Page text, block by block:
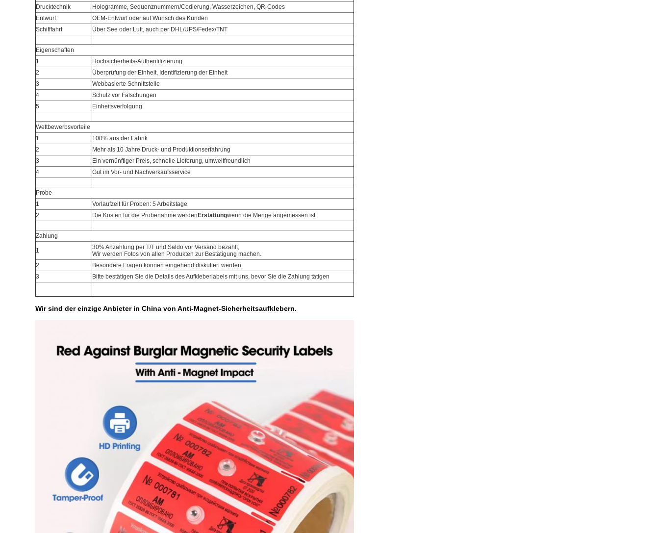
Drucktechnik
Hologramme, Sequenznummern/Codierung, Wasserzeichen, QR-Codes
Entwurf
OEM-Entwurf oder auf Wunsch des Kunden
Schifffahrt
Über See oder Luft, auch per DHL/UPS/Fedex/TNT
Eigenschaften
1
Hochsicherheits-Authentifizierung
2
Überprüfung der Einheit, Identifizierung der Einheit
3
Webbasierte Schnittstelle
4
Schutz vor Fälschungen
5
Einheitsverfolgung
Wettbewerbsvorteile
1
100% aus der Fabrik
2
Mehr als 10 Jahre Druck- und Produktionserfahrung
3
Ein vernünftiger Preis, schnelle Lieferung, umweltfreundlich
4
Gut im Vor- und Nachverkaufsservice
Probe
1
Vorlaufzeit für Proben: 5 Arbeitstage
2
Die Kosten für die Probenahme werden Erstattungwenn die Menge angemessen ist
Zahlung
1
30% Anzahlung per T/T und Saldo vor Versand bezahlt,
Wir werden Fotos von allen Produkten zur Bestätigung machen.
2
Besondere Fragen können eingehend diskutiert werden.
3
Bitte bestätigen Sie die Details des Aufkleberlabels mit uns, bevor Sie die Zahlung tätigen
Wir sind der einzige Anbieter in China von Anti-Magnet-Sicherheitsaufklebern.